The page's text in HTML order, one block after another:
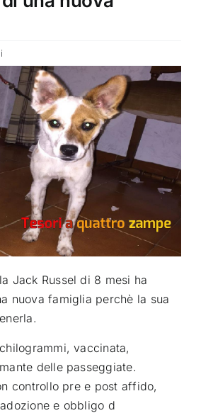
Jack Russel di 8 mesi ha
nuova famiglia perchè la sua
.
vaccinata,
delle passeggiate.
controllo pre e post affido,
e obbligo d